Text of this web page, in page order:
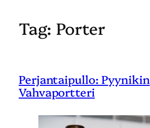
Tag: Porter
Perjantaipullo: Pyynikin
Vahvaportteri